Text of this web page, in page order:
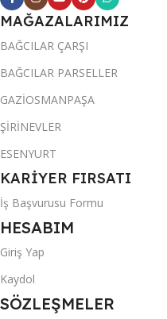
MAĞAZALARIMIZ
BAĞCILAR ÇARŞI
BAĞCILAR PARSELLER
GAZİOSMANPAŞA
ŞİRİNEVLER
ESENYURT
KARİYER FIRSATI
İş Başvurusu Formu
HESABIM
Giriş Yap
Kaydol
SÖZLEŞMELER